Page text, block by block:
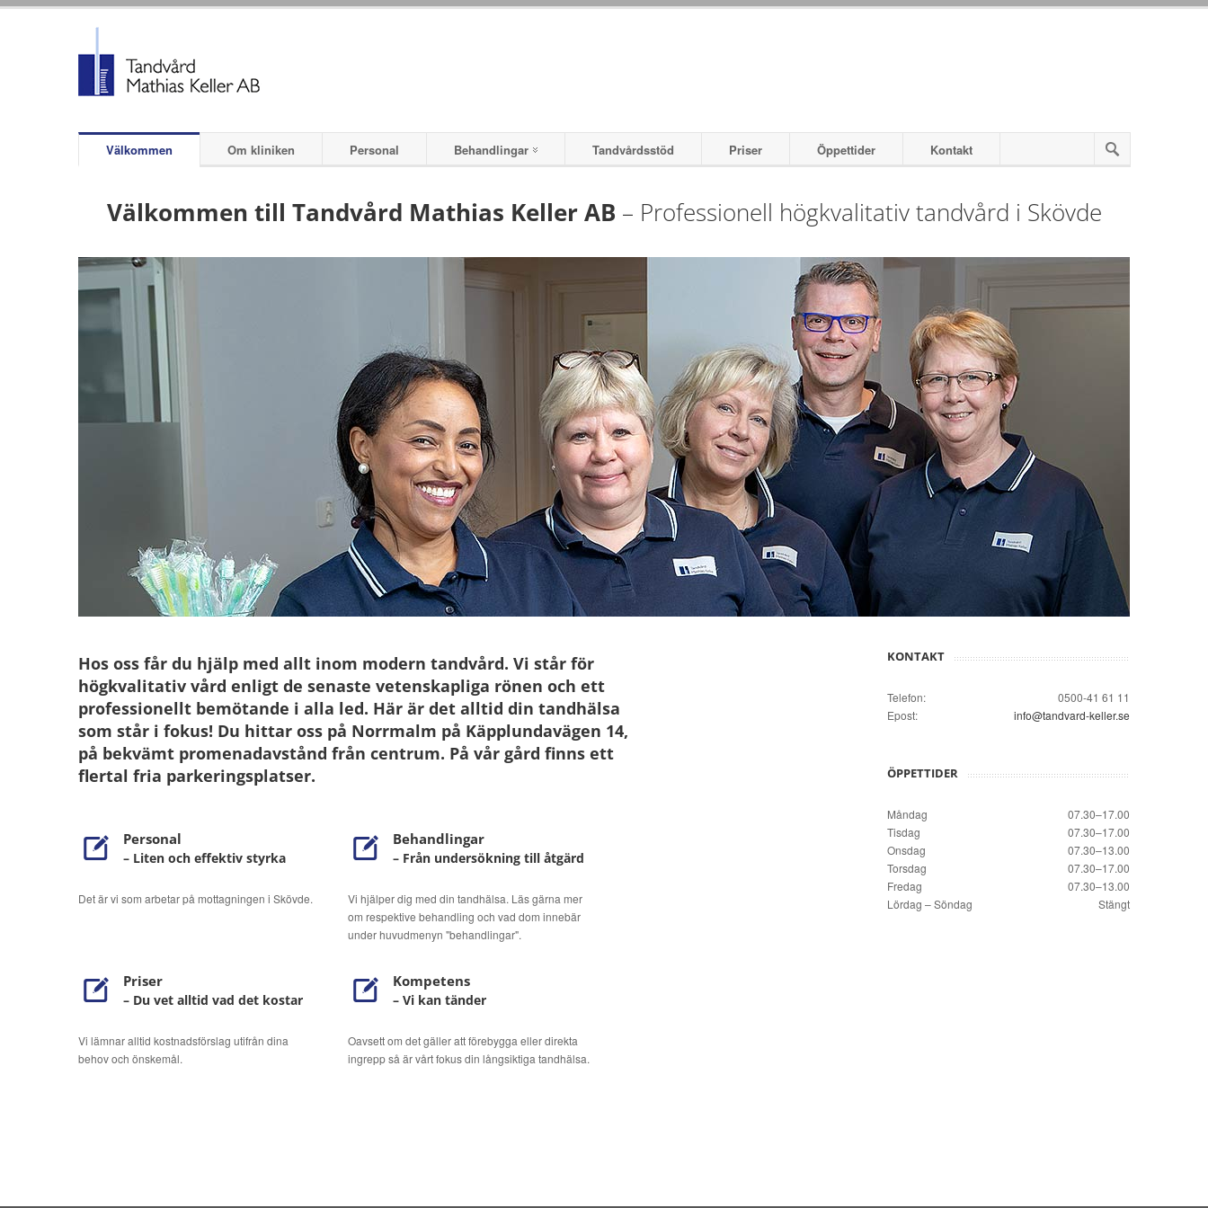
Välkommen Om kliniken Personal Behandlingar Tandvårdsstöd Priser Öppettider Kontakt
Välkommen till Tandvård Mathias Keller AB – Professionell högkvalitativ tandvård i Skövde
Hos oss får du hjälp med allt inom modern tandvård. Vi står för
högkvalitativ vård enligt de senaste vetenskapliga rönen och ett
professionellt bemötande i alla led. Här är det alltid din tandhälsa
som står i fokus! Du hittar oss på Norrmalm på Käpplundavägen 14,
på bekvämt promenadavstånd från centrum. På vår gård finns ett
flertal fria parkeringsplatser.
Personal
– Liten och effektiv styrka
Det är vi som arbetar på mottagningen i Skövde.
Behandlingar
– Från undersökning till åtgärd
Vi hjälper dig med din tandhälsa. Läs gärna mer
om respektive behandling och vad dom innebär
under huvudmenyn "behandlingar".
Priser
– Du vet alltid vad det kostar
Vi lämnar alltid kostnadsförslag utifrån dina
behov och önskemål.
Kompetens
– Vi kan tänder
Oavsett om det gäller att förebygga eller direkta
ingrepp så är vårt fokus din långsiktiga tandhälsa.
KONTAKT
Telefon:
0500-41 61 11
Epost:
info@tandvard-keller.se
ÖPPETTIDER
Måndag
07.30–17.00
Tisdag
07.30–17.00
Onsdag
07.30–13.00
Torsdag
07.30–17.00
Fredag
07.30–13.00
Lördag – Söndag
Stängt